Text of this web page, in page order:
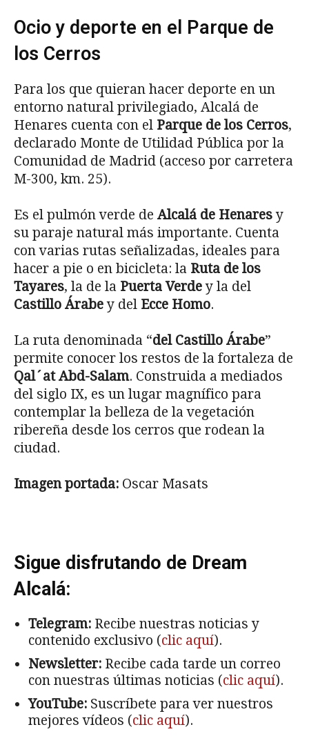
Ocio y deporte en el Parque de
los Cerros
Para los que quieran hacer deporte en un
entorno natural privilegiado, Alcalá de
Henares cuenta con el Parque de los Cerros,
declarado Monte de Utilidad Pública por la
Comunidad de Madrid (acceso por carretera
M-300, km. 25).
Es el pulmón verde de Alcalá de Henaresy
su paraje natural más importante. Cuenta
con varias rutas señalizadas, ideales para
hacer a pie o en bicicleta: la Ruta de los
Tayares, la de la Puerta Verdey la del
Castillo Árabey del Ecce Homo.
La ruta denominada “del Castillo Árabe”
permite conocer los restos de la fortaleza de
Qal´at Abd-Salam. Construida a mediados
del siglo IX, es un lugar magnífico para
contemplar la belleza de la vegetación
ribereña desde los cerros que rodean la
ciudad.
Imagen portada: Oscar Masats
Sigue disfrutando de Dream
Alcalá:
Telegram: Recibe nuestras noticias y
contenido exclusivo (clic aquí).
Newsletter: Recibe cada tarde un correo
con nuestras últimas noticias (clic aquí).
YouTube: Suscríbete para ver nuestros
mejores vídeos (clic aquí).